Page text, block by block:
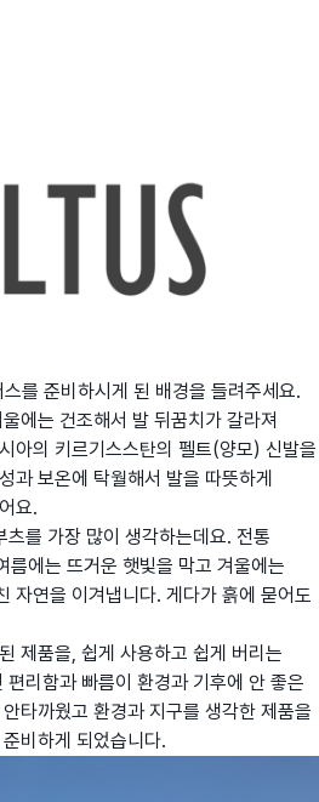
를 준비하시게 된 배경을 들려주세요.
에는 건조해서 발 뒤꿈치가 갈라져
아의 키르기스스탄의 펠트(양모) 신발을
과 보온에 탁월해서 발을 따뜻하게
요.
를 가장 많이 생각하는데요. 전통
름에는 뜨거운 햇빛을 막고 겨울에는
자연을 이겨냅니다. 게다가 흙에 묻어도
제품을, 쉽게 사용하고 쉽게 버리는
리함과 빠름이 환경과 기후에 안 좋은
타까웠고 환경과 지구를 생각한 제품을
비하게 되었습니다.